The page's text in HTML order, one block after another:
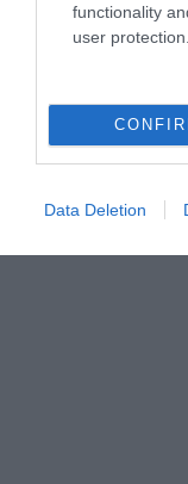
functionality
user protection.
Data Deletion
NÖVÉNYTERMESZTÉS
Egyre több helyen
édesburgonya-